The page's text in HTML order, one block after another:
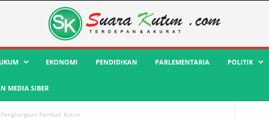
EKONOMI PENDIDIKAN PARLEMENTARIA POLITIK
MEDIA SIBER
Pemkab Kutim